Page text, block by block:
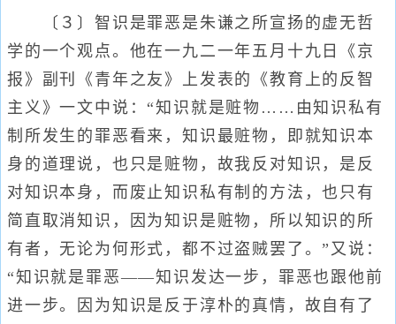
〔３〕智识是罪恶是朱谦之所宣扬的虚无哲
学的一个观点。他在一九二一年五月十九日《京
报》副刊《青年之友》上发表的《教育上的反智
主义》一文中说：“知识就是赃物……由知识私有
制所发生的罪恶看来，知识最赃物，即就知识本
身的道理说，也只是赃物，故我反对知识，是反
对知识本身，而废止知识私有制的方法，也只有
简直取消知识，因为知识是赃物，所以知识的所
有者，无论为何形式，都不过盗贼罢了。”又说：
“知识就是罪恶——知识发达一步，罪恶也跟他前
进一步。因为知识是反于淳朴的真情，故自有了